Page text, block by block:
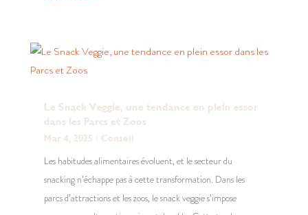
Le Snack Veggie, une tendance en plein essor
dans les Parcs et Zoos
Mar 4, 2025 Conseil
Les habitudes alimentaires évoluent, et le secteur du
snacking n’échappe pas à cette transformation. Dans les
parcs d’attractions et les zoos, le snack veggie s’impose